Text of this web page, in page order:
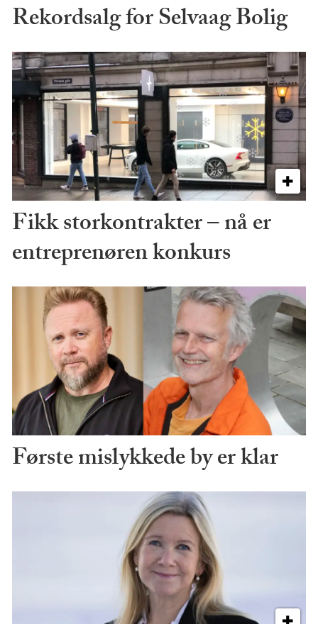
Rekordsalg for Selvaag Bolig
Fikk storkontrakter – nå er
entreprenøren konkurs
Første mislykkede by er klar